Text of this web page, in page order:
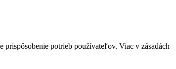
potrieb používateľov. Viac v zásadách